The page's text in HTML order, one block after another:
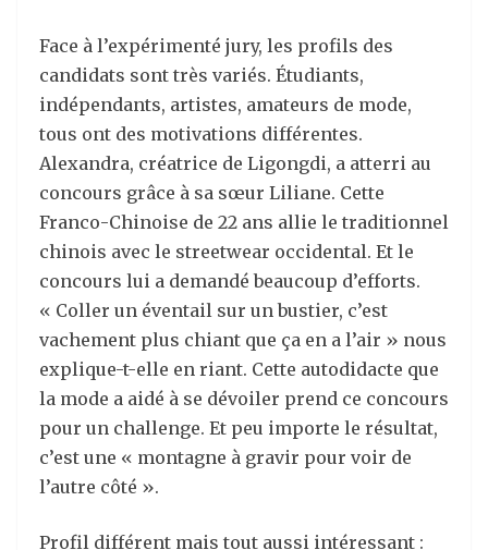
Face à l’expérimenté jury, les profils des
candidats sont très variés. Étudiants,
indépendants, artistes, amateurs de mode,
tous ont des motivations différentes.
Alexandra, créatrice de Ligongdi, a atterri au
concours grâce à sa sœur Liliane. Cette
Franco-Chinoise de 22 ans allie le traditionnel
chinois avec le streetwear occidental. Et le
concours lui a demandé beaucoup d’efforts.
« Coller un éventail sur un bustier, c’est
vachement plus chiant que ça en a l’air » nous
explique-t-elle en riant. Cette autodidacte que
la mode a aidé à se dévoiler prend ce concours
pour un challenge. Et peu importe le résultat,
c’est une « montagne à gravir pour voir de
l’autre côté ».
Profil différent mais tout aussi intéressant :